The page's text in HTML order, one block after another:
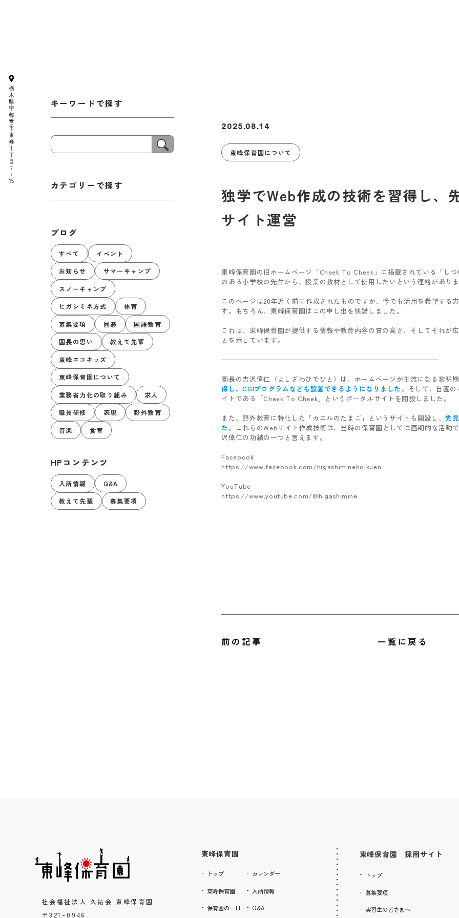
キーワードで探す
カテゴリーで探す
ブログ
すべて イベント
お知らせ サマーキャンプ
スノーキャンプ
ヒガシミネ方式 体育
募集要項 囲碁 国語教育
園長の思い 教えて先輩
東峰エコキッズ
東峰保育園について
業務省力化の取り組み 求人
職員研修 表現 野外教育
音楽 食育
HPコンテンツ
入所情報 Q&A
教えて先輩 募集要項
2025.08.14
東峰保育園について
独学でWeb作成の技術を習得し、
サイト運営
東峰保育園の旧ホームページ「Cheek To Cheek」に掲載されている「し
のある小学校の先生から、授業の教材として使用したいという連絡があり
このページは20年近く前に作成されたものですが、今でも活用を希望する
す。もちろん、東峰保育園はこの申し出を快諾しました。
これは、東峰保育園が提供する情報や教育内容の質の高さ、そしてそれが
とを示しています。
園長の吉沢偉仁（よしざわひでひと）は、ホームページが主流になる黎明
得し、CGIプログラムなども設置できるようになりました。そして、自園
イトである「Cheek To Cheek」というポータルサイトを開設しました。
また、野外教育に特化した「カエルのたまご」というサイトも開設し、先
た。これらのWebサイト作成技術は、当時の保育園としては画期的な活動
沢偉仁の功績の一つと言えます。
Facebook
https://www.facebook.com/higashiminehoikuen
YouTube
https://www.youtube.com/@higashimine
前の記事 一覧に戻る
社会福祉法人 久祐会 東峰保育園
〒321-0946
東峰保育園
トップ
東峰保育園
保育園の一日
カレンダー
入所情報
Q&A
東峰保育園 採用サイト
トップ
募集要項
実習生の皆さまへ